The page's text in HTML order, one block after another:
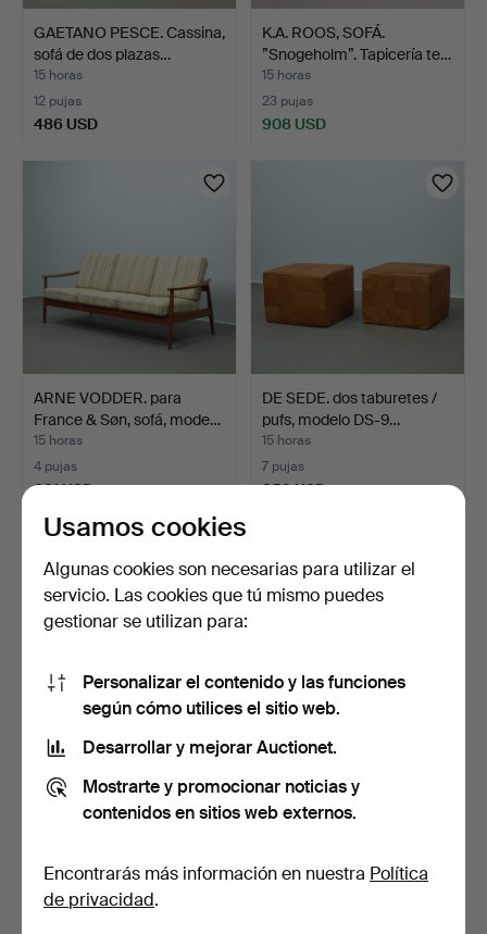
GAETANO PESCE. Cassina,
sofá de dos plazas…
15 horas
12 pujas
486 USD
K.A. ROOS, SOFÁ.
”Snogeholm”. Tapicería te…
15 horas
23 pujas
908 USD
ARNE VODDER. para
France & Søn, sofá, mode…
15 horas
4 pujas
681 USD
DE SEDE. dos taburetes /
pufs, modelo DS-9…
15 horas
7 pujas
359 USD
SOFÁ, segunda mitad del
siglo XX.
DE ESTILO FRANCÉS.
16 horas
Usamos cookies
Algunas cookies son necesarias para utilizar el
servicio. Las cookies que tú mismo puedes
gestionar se utilizan para:
Personalizar el contenido y las funciones
según cómo utilices el sitio web.
Desarrollar y mejorar Auctionet.
Mostrarte y promocionar noticias y
contenidos en sitios web externos.
Encontrarás más información en nuestra Política
de privacidad.